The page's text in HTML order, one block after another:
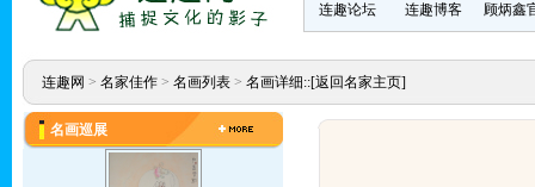
连趣论坛
连趣博客 顾炳鑫
连趣网 > 名家佳作> 名画列表> 名画详细::[返回名家主页]
名画巡展